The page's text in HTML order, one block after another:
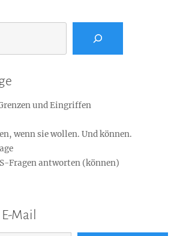
und Eingriffen
wenn sie wollen. Und können.
Fragen antworten (können)
Mail